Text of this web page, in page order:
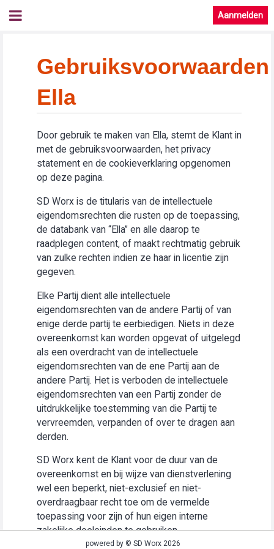
Aanmelden
Gebruiksvoorwaarden
Ella
Door gebruik te maken van Ella, stemt de Klant in
met de gebruiksvoorwaarden, het privacy
statement en de cookieverklaring opgenomen
op deze pagina.
SD Worx is de titularis van de intellectuele
eigendomsrechten die rusten op de toepassing,
de databank van “Ella” en alle daarop te
raadplegen content, of maakt rechtmatig gebruik
van zulke rechten indien ze haar in licentie zijn
gegeven.
Elke Partij dient alle intellectuele
eigendomsrechten van de andere Partij of van
enige derde partij te eerbiedigen. Niets in deze
overeenkomst kan worden opgevat of uitgelegd
als een overdracht van de intellectuele
eigendomsrechten van de ene Partij aan de
andere Partij. Het is verboden de intellectuele
eigendomsrechten van een Partij zonder de
uitdrukkelijke toestemming van die Partij te
vervreemden, verpanden of over te dragen aan
derden.
SD Worx kent de Klant voor de duur van de
overeenkomst en bij wijze van dienstverlening
wel een beperkt, niet-exclusief en niet-
overdraagbaar recht toe om de vermelde
toepassing voor zijn of hun eigen interne
zakelijke doeleinden te gebruiken
(“Gebruiksrecht”).powered by © SD Worx 2026